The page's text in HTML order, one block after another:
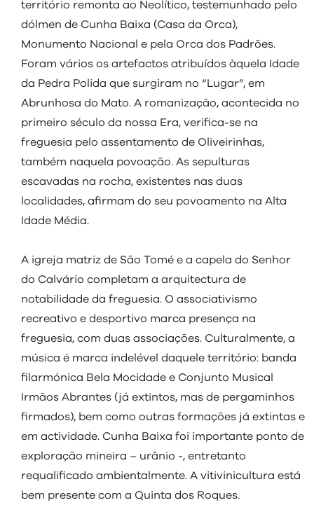
território remonta ao Neolítico, testemunhado pelo
dólmen de Cunha Baixa (Casa da Orca),
Monumento Nacional e pela Orca dos Padrões.
Foram vários os artefactos atribuídos àquela Idade
da Pedra Polida que surgiram no “Lugar”, em
Abrunhosa do Mato. A romanização, acontecida no
primeiro século da nossa Era, verifica-se na
freguesia pelo assentamento de Oliveirinhas,
também naquela povoação. As sepulturas
escavadas na rocha, existentes nas duas
localidades, afirmam do seu povoamento na Alta
Idade Média.
A igreja matriz de São Tomé e a capela do Senhor
do Calvário completam a arquitectura de
notabilidade da freguesia. O associativismo
recreativo e desportivo marca presença na
freguesia, com duas associações. Culturalmente, a
música é marca indelével daquele território: banda
filarmónica Bela Mocidade e Conjunto Musical
Irmãos Abrantes (já extintos, mas de pergaminhos
firmados), bem como outras formações já extintas e
em actividade. Cunha Baixa foi importante ponto de
exploração mineira – urânio -, entretanto
requalificado ambientalmente. A vitivinicultura está
bem presente com a Quinta dos Roques.